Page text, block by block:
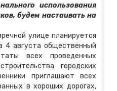
использования
будем настаивать на
улице планируется
4 августа общественный
всех проведенных
городских
приглашают всех
в хороших дорогах,